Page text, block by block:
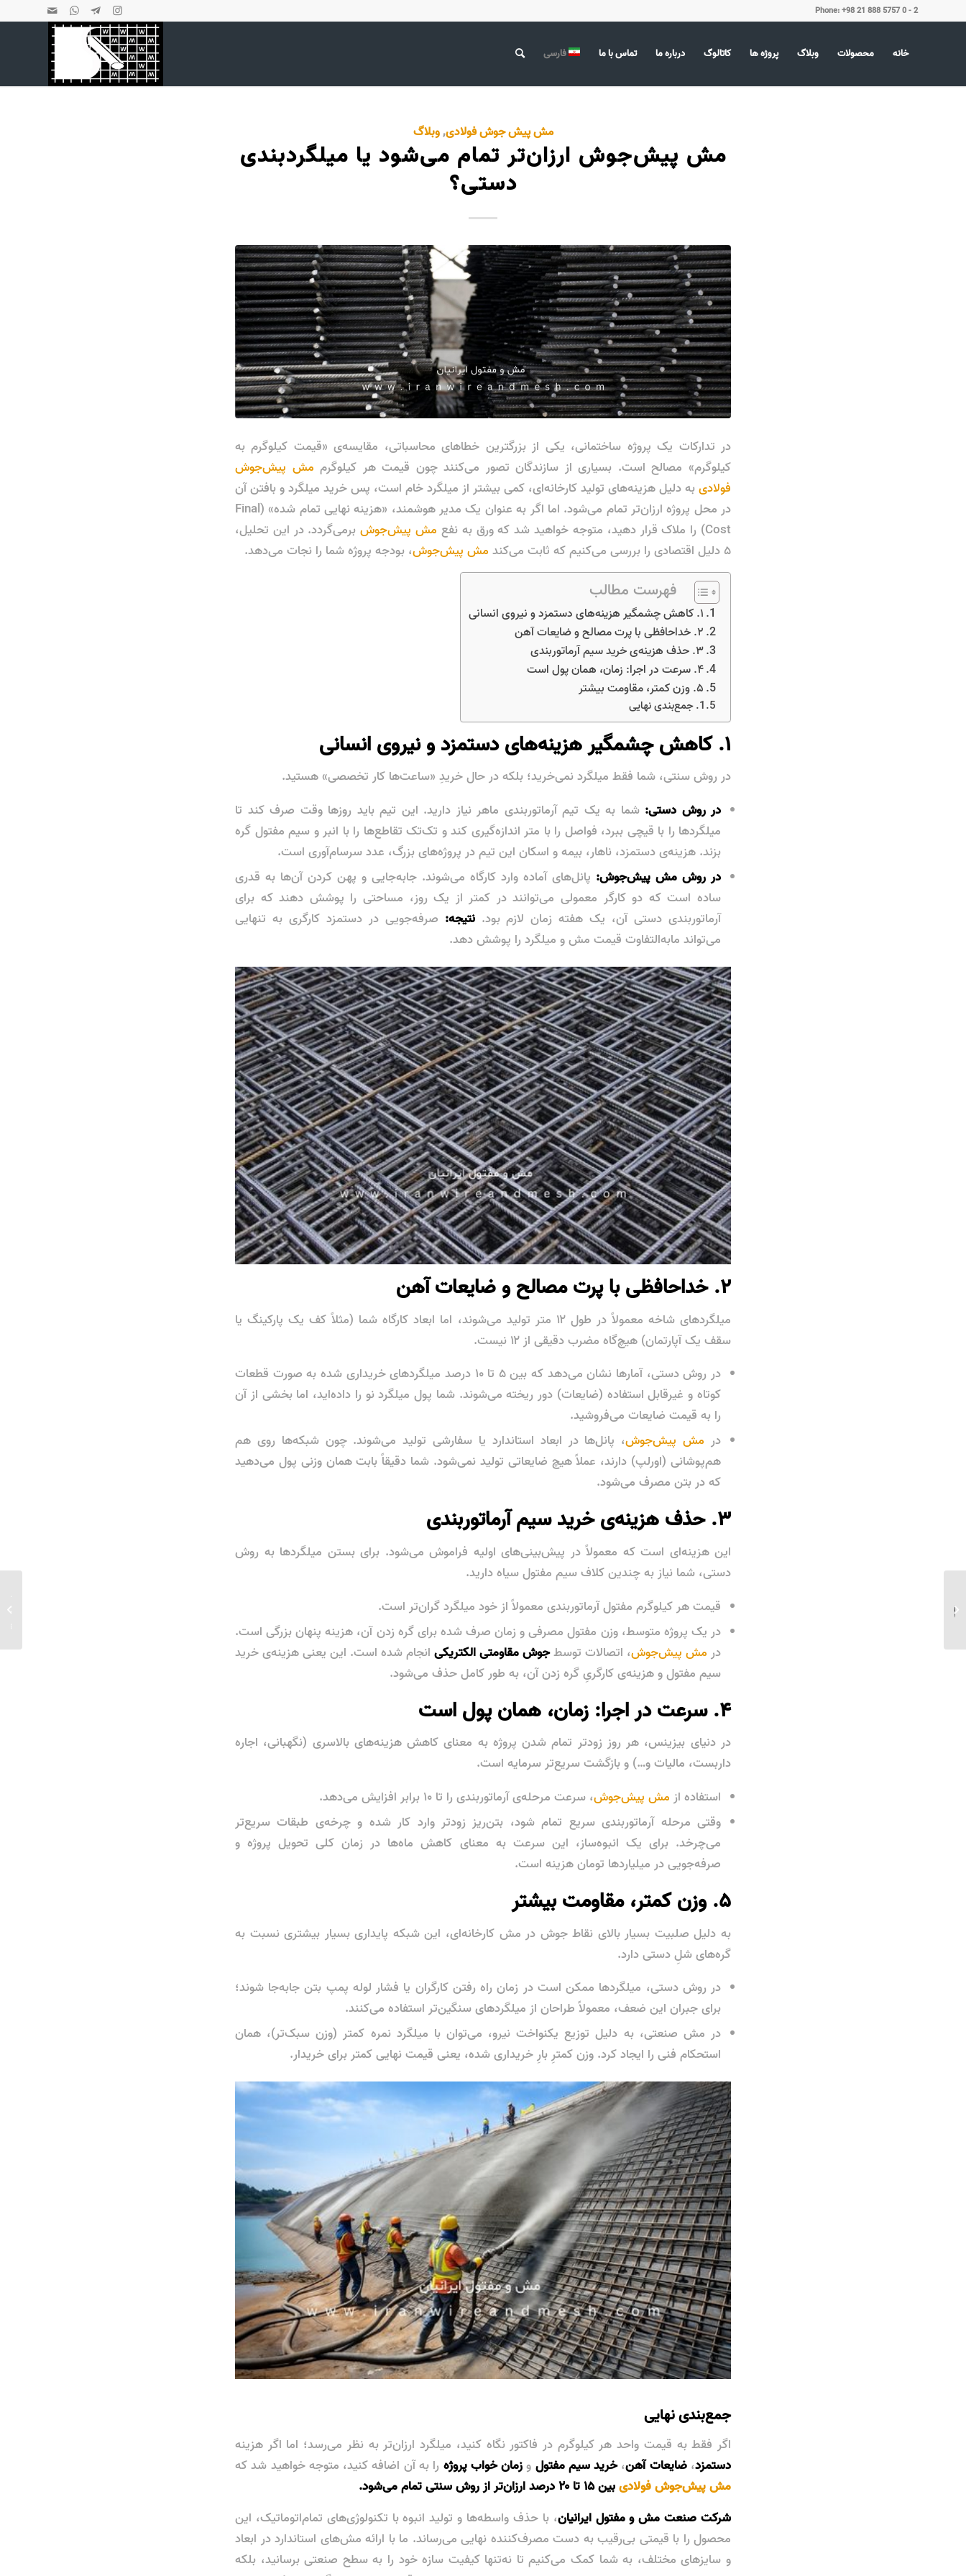
Phone: +98 21 888 5757 0 - 2
خانه محصولات وبلاگ پروژه ها کاتالوگ درباره ما تماس با ما فارسی
مش پیش جوش فولادی,وبلاگ
مش پیش‌جوش ارزان‌تر تمام می‌شود یا میلگردبندی
دستی؟
در تدارکات یک پروژه ساختمانی، یکی از بزرگترین خطاهای محاسباتی، مقایسه‌ی «قیمت کیلوگرم به
کیلوگرم» مصالح است. بسیاری از سازندگان تصور می‌کنند چون قیمت هر کیلوگرم مش پیش‌جوش
فولادی به دلیل هزینه‌های تولید کارخانه‌ای، کمی بیشتر از میلگرد خام است، پس خرید میلگرد و بافتن آن
در محل پروژه ارزان‌تر تمام می‌شود. اما اگر به عنوان یک مدیر هوشمند، «هزینه نهایی تمام شده» (Final
Cost) را ملاک قرار دهید، متوجه خواهید شد که ورق به نفع
مش پیش‌جوشبرمی‌گردد. در این تحلیل،
۵ دلیل اقتصادی را بررسی می‌کنیم که ثابت می‌کند
مش پیش‌جوش، بودجه پروژه شما را نجات می‌دهد.
فهرست مطالب
۱. کاهش چشمگیر هزینه‌های دستمزد و نیروی انسانی
۲. خداحافظی با پرت مصالح و ضایعات آهن
۳. حذف هزینه‌ی خرید سیم آرماتوربندی
۴. سرعت در اجرا: زمان، همان پول است
۵. وزن کمتر، مقاومت بیشتر
جمع‌بندی نهایی
۱. کاهش چشمگیر هزینه‌های دستمزد و نیروی انسانی
در روش سنتی، شما فقط میلگرد نمی‌خرید؛ بلکه در حال خریدِ «ساعت‌ها کار تخصصی» هستید.
در روش دستی: شما به یک تیم آرماتوربندی ماهر نیاز دارید. این تیم باید روزها وقت صرف کند تا
میلگردها را با قیچی ببرد، فواصل را با متر اندازه‌گیری کند و تک‌تک تقاطع‌ها را با انبر و سیم مفتول گره
بزند. هزینه‌ی دستمزد، ناهار، بیمه و اسکان این تیم در پروژه‌های بزرگ، عدد سرسام‌آوری است.
در روش مش پیش‌جوش: پانل‌های آماده وارد کارگاه می‌شوند. جابه‌جایی و پهن کردن آن‌ها به قدری
ساده است که دو کارگر معمولی می‌توانند در کمتر از یک روز، مساحتی را پوشش دهند که برای
آرماتوربندی دستی آن، یک هفته زمان لازم بود.نتیجه: صرفه‌جویی در دستمزد کارگری به تنهایی
می‌تواند مابه‌التفاوت قیمت مش و میلگرد را پوشش دهد.
۲. خداحافظی با پرت مصالح و ضایعات آهن
میلگردهای شاخه معمولاً در طول ۱۲ متر تولید می‌شوند، اما ابعاد کارگاه شما (مثلاً کف یک پارکینگ یا
سقف یک آپارتمان) هیچ‌گاه مضرب دقیقی از ۱۲ نیست.
در روش دستی، آمارها نشان می‌دهد که بین ۵ تا ۱۰ درصد میلگردهای خریداری شده به صورت قطعات
کوتاه و غیرقابل استفاده (ضایعات) دور ریخته می‌شوند. شما پول میلگرد نو را داده‌اید، اما بخشی از آن
را به قیمت ضایعات می‌فروشید.
در مش پیش‌جوش، پانل‌ها در ابعاد استاندارد یا سفارشی تولید می‌شوند. چون شبکه‌ها روی هم
هم‌پوشانی (اورلپ) دارند، عملاً هیچ ضایعاتی تولید نمی‌شود. شما دقیقاً بابت همان وزنی پول می‌دهید
که در بتن مصرف می‌شود.
۳. حذف هزینه‌ی خرید سیم آرماتوربندی
این هزینه‌ای است که معمولاً در پیش‌بینی‌های اولیه فراموش می‌شود. برای بستن میلگردها به روش
دستی، شما نیاز به چندین کلاف سیم مفتول سیاه دارید.
قیمت هر کیلوگرم مفتول آرماتوربندی معمولاً از خود میلگرد گران‌تر است.
در یک پروژه متوسط، وزن مفتول مصرفی و زمان صرف شده برای گره زدن آن، هزینه پنهان بزرگی است.
در مش پیش‌جوش، اتصالات توسطجوش مقاومتی الکتریکی انجام شده است. این یعنی هزینه‌ی خرید
سیم مفتول و هزینه‌ی کارگریِ گره زدن آن، به طور کامل حذف می‌شود.
۴. سرعت در اجرا: زمان، همان پول است
در دنیای بیزینس، هر روز زودتر تمام شدن پروژه به معنای کاهش هزینه‌های بالاسری (نگهبانی، اجاره
داربست، مالیات و…) و بازگشت سریع‌تر سرمایه است.
استفاده از مش پیش‌جوش، سرعت مرحله‌ی آرماتوربندی را تا ۱۰ برابر افزایش می‌دهد.
وقتی مرحله آرماتوربندی سریع تمام شود، بتن‌ریز زودتر وارد کار شده و چرخه‌ی طبقات سریع‌تر
می‌چرخد. برای یک انبوه‌ساز، این سرعت به معنای کاهش ماه‌ها در زمان کلی تحویل پروژه و
صرفه‌جویی در میلیاردها تومان هزینه است.
۵. وزن کمتر، مقاومت بیشتر
به دلیل صلبیت بسیار بالای نقاط جوش در مش کارخانه‌ای، این شبکه پایداری بسیار بیشتری نسبت به
گره‌های شلِ دستی دارد.
در روش دستی، میلگردها ممکن است در زمان راه رفتن کارگران یا فشار لوله پمپ بتن جابه‌جا شوند؛
برای جبران این ضعف، معمولاً طراحان از میلگردهای سنگین‌تر استفاده می‌کنند.
در مش صنعتی، به دلیل توزیع یکنواخت نیرو، می‌توان با میلگرد نمره کمتر (وزن سبک‌تر)، همان
استحکام فنی را ایجاد کرد. وزن کمترِ بارِ خریداری شده، یعنی قیمت نهایی کمتر برای خریدار.
جمع‌بندی نهایی
اگر فقط به قیمت واحد هر کیلوگرم در فاکتور نگاه کنید، میلگرد ارزان‌تر به نظر می‌رسد؛ اما اگر هزینه
دستمزد،ضایعات آهن،خرید سیم مفتول وزمان خواب پروژه را به آن اضافه کنید، متوجه خواهید شد که
مش پیش‌جوش فولادیبین ۱۵ تا ۲۰ درصد ارزان‌تر از روش سنتی تمام می‌شود.
شرکت صنعت مش و مفتول ایرانیان، با حذف واسطه‌ها و تولید انبوه با تکنولوژی‌های تمام‌اتوماتیک، این
محصول را با قیمتی بی‌رقیب به دست مصرف‌کننده نهایی می‌رساند. ما با ارائه مش‌های استاندارد در ابعاد
و سایزهای مختلف، به شما کمک می‌کنیم تا نه‌تنها کیفیت سازه خود را به سطح صنعتی برسانید، بلکه
آب و